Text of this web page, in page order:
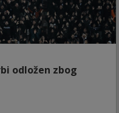
odložen zbog